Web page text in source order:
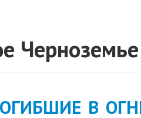
Черноземье
В